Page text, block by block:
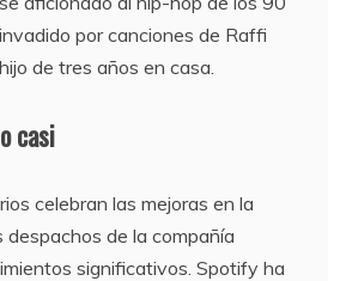
por canciones de Raffi
de tres años en casa.
casi
celebran las mejoras en la
despachos de la compañía
significativos. Spotify ha